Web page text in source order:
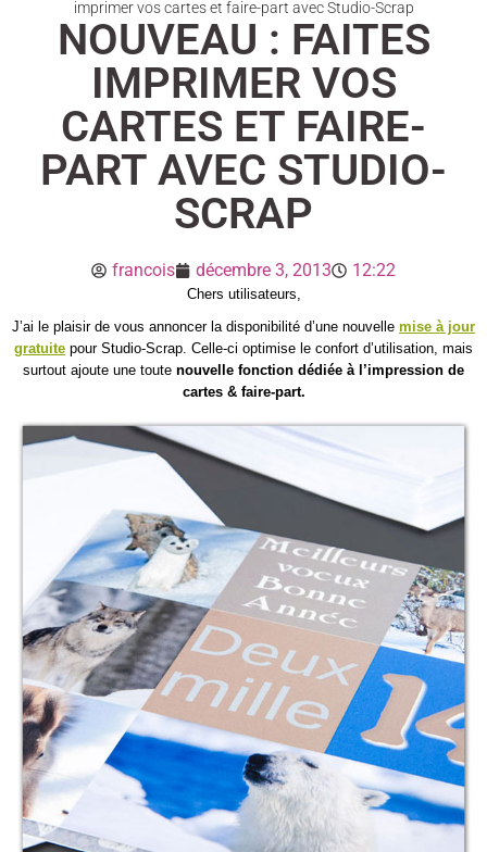
imprimer vos cartes et faire-part avec Studio-Scrap
NOUVEAU : FAITES
IMPRIMER VOS
CARTES ET FAIRE-
PART AVEC STUDIO-
SCRAP
francois décembre 3, 2013 12:22
Chers utilisateurs,
J’ai le plaisir de vous annoncer la disponibilité d’une nouvelle mise à jour
gratuite pour Studio-Scrap. Celle-ci optimise le confort d’utilisation, mais
surtout ajoute une toute nouvelle fonction dédiée à l’impression de
cartes & faire-part.